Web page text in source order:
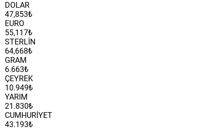
DOLAR
47,853₺
EURO
55,117₺
STERLİN
64,668₺
GRAM
6.663₺
ÇEYREK
10.949₺
YARIM
21.830₺
CUMHURİYET
43.193₺